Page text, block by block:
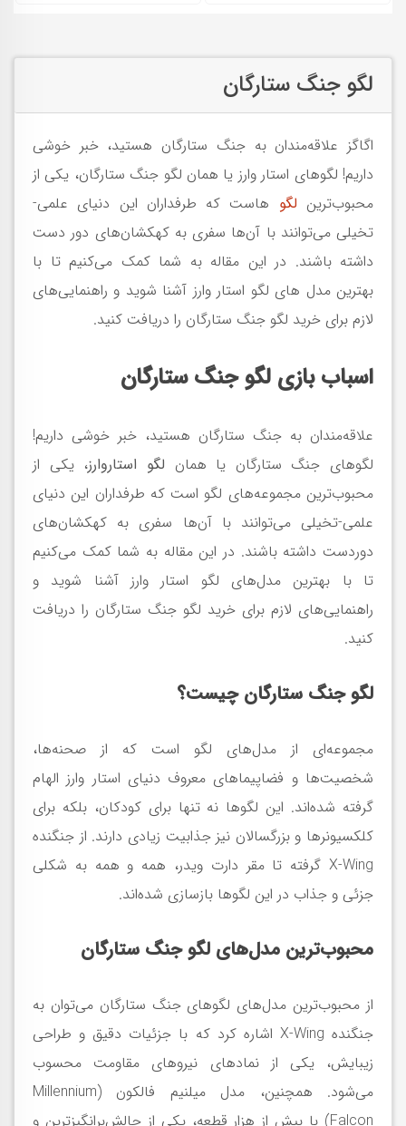
لگو جنگ ستارگان
اگاگز علاقه‌مندان به جنگ ستارگان هستید، خبر خوشی
داریم! لگوهای استار وارز یا همان لگو جنگ ستارگان، یکی از
محبوب‌ترین لگو هاست که طرفداران این دنیای علمی-
تخیلی می‌توانند با آن‌ها سفری به کهکشان‌های دور دست
داشته باشند. در این مقاله به شما کمک می‌کنیم تا با
بهترین مدل های لگو استار وارز آشنا شوید و راهنمایی‌های
لازم برای خرید لگو جنگ ستارگان را دریافت کنید.
اسباب بازی لگو جنگ ستارگان
‌علاقه‌مندان به جنگ ستارگان هستید، خبر خوشی داریم!
لگوهای جنگ ستارگان یا همان لگو استاروارز، یکی از
محبوب‌ترین مجموعه‌های لگو است که طرفداران این دنیای
علمی-تخیلی می‌توانند با آن‌ها سفری به کهکشان‌های
دوردست داشته باشند. در این مقاله به شما کمک می‌کنیم
تا با بهترین مدل‌های لگو استار وارز آشنا شوید و
راهنمایی‌های لازم برای خرید لگو جنگ ستارگان را دریافت
کنید.
لگو جنگ ستارگان چیست؟
مجموعه‌ای از مدل‌های لگو است که از صحنه‌ها،
شخصیت‌ها و فضاپیماهای معروف دنیای استار وارز الهام
گرفته شده‌اند. این لگوها نه تنها برای کودکان، بلکه برای
کلکسیونرها و بزرگسالان نیز جذابیت زیادی دارند. از جنگنده
X-Wing گرفته تا مقر دارت ویدر، همه و همه به شکلی
جزئی و جذاب در این لگوها بازسازی شده‌اند.
محبوب‌ترین مدل‌های لگو جنگ ستارگان
از محبوب‌ترین مدل‌های لگوهای جنگ ستارگان می‌توان به
جنگنده X-Wing اشاره کرد که با جزئیات دقیق و طراحی
زیبایش، یکی از نمادهای نیروهای مقاومت محسوب
می‌شود. همچنین، مدل میلنیم فالکون (Millennium
Falcon) با بیش از هزار قطعه، یکی از چالش‌برانگیزترین و